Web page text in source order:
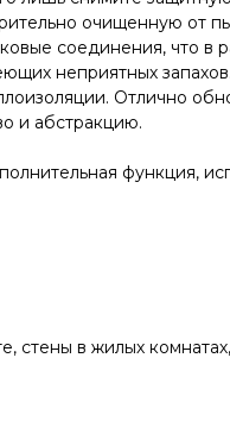
очищенную от
соединения, что в
неприятных
Отлично
и абстракцию.
функция,
стены в жилых